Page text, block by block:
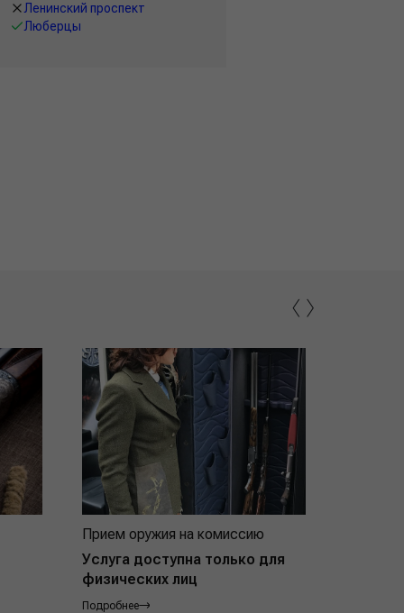
Ленинский проспект
Люберцы
Прием оружия на комиссию
Услуга доступна только для
физических лиц
Подробнее
‹›